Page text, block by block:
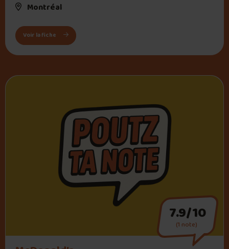
Montréal
Voir la fiche : Restaurant et bar St-Hubert
7.9/10
(1 note)